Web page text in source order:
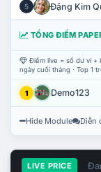
5 Đặng Kim
TỔNG ĐIỂM
Điểm live = số dư ví +
ngày cuối tháng · Top 1
1 Demo123
Hide Module Diễn
LIVE PRICE